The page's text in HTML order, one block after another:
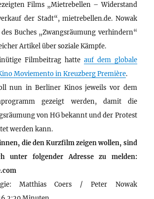
Films „Mietrebellen – Widerstand
der Stadt“, mietrebellen.de. Nowak
Buches „Zwangsräumung verhindern“
Artikel über soziale Kämpfe.
Filmbeitrag hatte auf dem globale
Moviemento in Kreuzberg Première.
nun in Berliner Kinos jeweils vor dem
gezeigt werden, damit die
von HG bekannt und der Protest
werden kann.
die den Kurzfilm zeigen wollen, sind
unter folgender Adresse zu melden:
Matthias Coers / Peter Nowak